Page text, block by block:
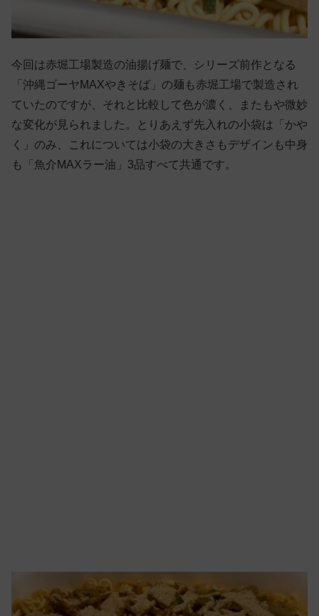
今回は赤堀工場製造の油揚げ麺で、シリーズ前作となる
「沖縄ゴーヤMAXやきそば」の麺も赤堀工場で製造され
ていたのですが、それと比較して色が濃く、またもや微妙
な変化が見られました。とりあえず先入れの小袋は「かや
く」のみ、これについては小袋の大きさもデザインも中身
も「魚介MAXラー油」3品すべて共通です。